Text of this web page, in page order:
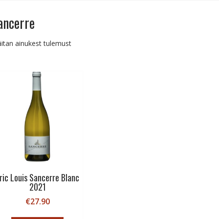
ainukest tulemust
Louis Sancerre Blanc
2021
€27.90